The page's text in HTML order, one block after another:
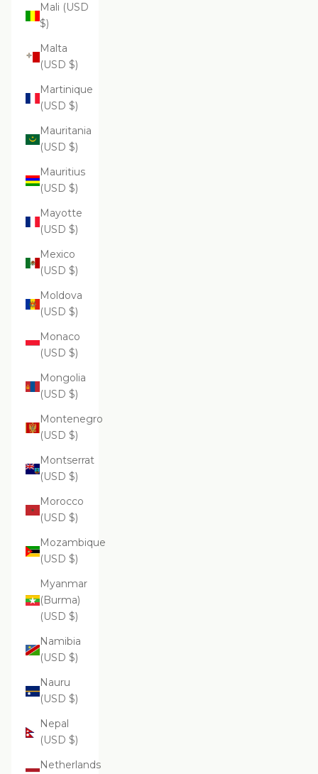
Mali (USD
$)
Malta
(USD $)
Martinique
(USD $)
Mauritania
(USD $)
Mauritius
(USD $)
Mayotte
(USD $)
Mexico
(USD $)
Moldova
(USD $)
Monaco
(USD $)
Mongolia
(USD $)
Montenegro
(USD $)
Montserrat
(USD $)
Morocco
(USD $)
Mozambique
(USD $)
Myanmar
(Burma)
(USD $)
Namibia
(USD $)
Nauru
(USD $)
Nepal
(USD $)
Netherlands